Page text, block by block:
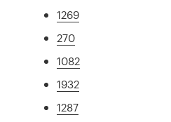
1269
270
1082
1932
1287